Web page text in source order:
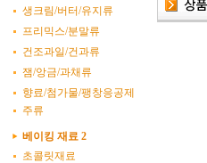
생크림/버터/유지류
프리믹스/분말류
건조과일/건과류
잼/앙금/과채류
향료/첨가물/팽창응공제
주류
베이킹 재료 2
초콜릿재료